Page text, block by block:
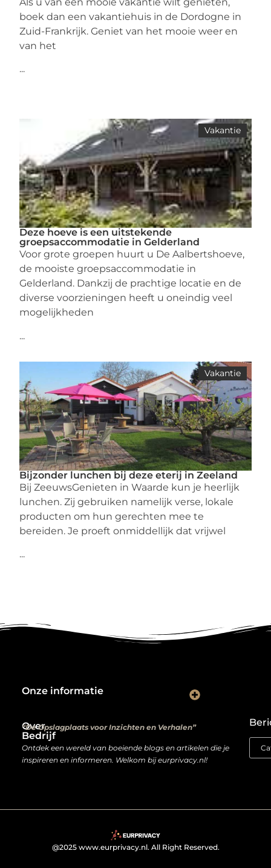
boek dan een vakantiehuis in de Dordogne in
Zuid-Frankrijk. Geniet van het mooie weer en
van het
...
Vakantie
Deze hoeve is een uitstekende
groepsaccommodatie in Gelderland
Voor grote groepen huurt u De Aalbertshoeve,
de mooiste groepsaccommodatie in
Gelderland. Dankzij de prachtige locatie en de
diverse voorzieningen heeft u oneindig veel
mogelijkheden
...
Vakantie
Bijzonder lunchen bij deze eterij in Zeeland
Bij ZeeuwsGenieten in Waarde kun je heerlijk
lunchen. Zij gebruiken namelijk verse, lokale
producten om hun gerechten mee te
bereiden. Je proeft onmiddellijk dat vrijwel
...
Over
Bedrijf
“De Opslagplaats voor Inzichten en Verhalen”
Ontdek een wereld van boeiende blogs en artikelen die je
inspireren en informeren. Welkom bij eurprivacy.nl!
Onze informatie
@2025 www.eurprivacy.nl. All Right Reserved.